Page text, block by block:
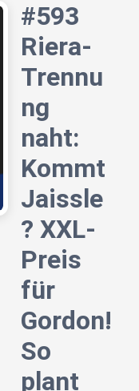
#593
Riera-
Trennu
ng
naht:
Kommt
Jaissle
? XXL-
Preis
für
Gordon!
So
plant